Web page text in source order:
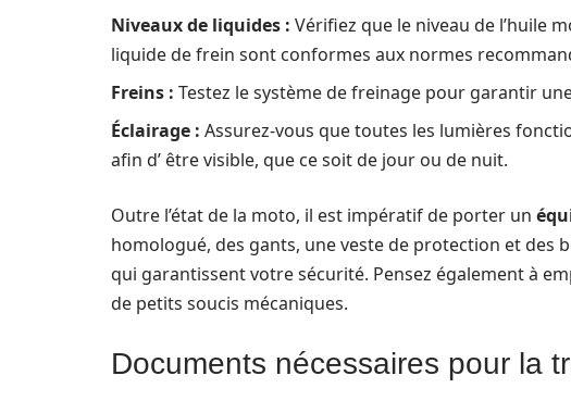
Niveaux de liquides : Vérifiez que le niveau de l’huile
liquide de frein sont conformes aux normes
Freins : Testez le système de freinage pour garantir
Éclairage : Assurez-vous que toutes les lumières
afin d’ être visible, que ce soit de jour ou de nuit.
Outre l’état de la moto, il est impératif de porter un
homologué, des gants, une veste de protection et des
qui garantissent votre sécurité. Pensez également à
de petits soucis mécaniques.
Documents nécessaires pour la